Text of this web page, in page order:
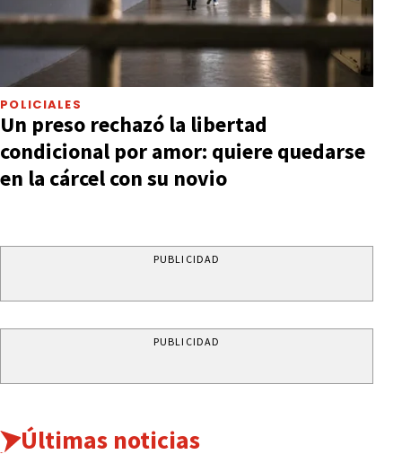
POLICIALES
Un preso rechazó la libertad
condicional por amor: quiere quedarse
en la cárcel con su novio
PUBLICIDAD
PUBLICIDAD
Últimas noticias